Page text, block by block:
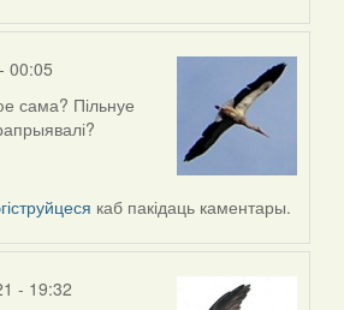
00:05
сама? Пільнуе
каб пакідаць каментары.
- 19:32